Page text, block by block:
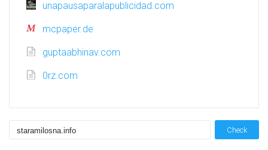
unapausaparalapublicidad.com
mcpaper.de
guptaabhinav.com
0rz.com
Check